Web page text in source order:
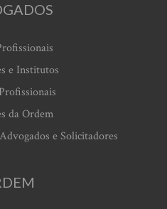
e Institutos
da Ordem
e Solicitadores